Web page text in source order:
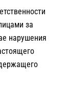
за
нарушения